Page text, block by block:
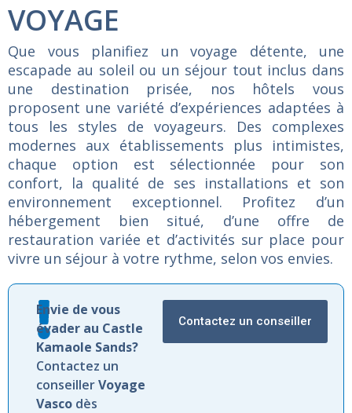
VOYAGE
Que vous planifiez un voyage détente, une
escapade au soleil ou un séjour tout inclus dans
une destination prisée, nos hôtelsvous
proposent une variété d’expériences adaptées à
tous les styles de voyageurs. Des complexes
modernes aux établissements plus intimistes,
chaque option est sélectionnée pour son
confort, la qualité de ses installations et son
environnement exceptionnel. Profitez d’un
hébergement bien situé, d’une offre de
restauration variée et d’activités sur place pour
vivre un séjour à votre rythme, selon vos envies.
Envie de vous
évader au Castle
Kamaole Sands?
Contactez un
conseillerVoyage
Vasco dès
Contactez un conseiller